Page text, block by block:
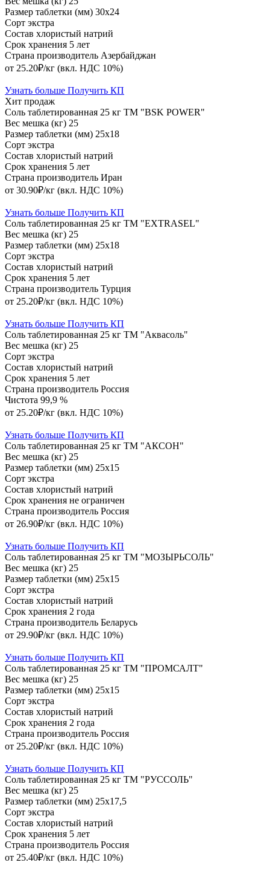
Размер таблетки (мм) 30х24
Сорт экстра
Состав хлористый натрий
Срок хранения 5 лет
Страна производитель Азербайджан
от 25.20₽/кг (вкл. НДС 10%)
Узнать больше Получить КП
Хит продаж
Соль таблетированная 25 кг ТМ "BSK POWER"
Вес мешка (кг) 25
Размер таблетки (мм) 25х18
Сорт экстра
Состав хлористый натрий
Срок хранения 5 лет
Страна производитель Иран
от 30.90₽/кг (вкл. НДС 10%)
Узнать больше Получить КП
Соль таблетированная 25 кг ТМ "EXTRASEL"
Вес мешка (кг) 25
Размер таблетки (мм) 25х18
Сорт экстра
Состав хлористый натрий
Срок хранения 5 лет
Страна производитель Турция
от 25.20₽/кг (вкл. НДС 10%)
Узнать больше Получить КП
Соль таблетированная 25 кг ТМ "Аквасоль"
Вес мешка (кг) 25
Сорт экстра
Состав хлористый натрий
Срок хранения 5 лет
Страна производитель Россия
Чистота 99,9 %
от 25.20₽/кг (вкл. НДС 10%)
Узнать больше Получить КП
Соль таблетированная 25 кг ТМ "АКСОН"
Вес мешка (кг) 25
Размер таблетки (мм) 25х15
Сорт экстра
Состав хлористый натрий
Срок хранения не ограничен
Страна производитель Россия
от 26.90₽/кг (вкл. НДС 10%)
Узнать больше Получить КП
Соль таблетированная 25 кг ТМ "МОЗЫРЬСОЛЬ"
Вес мешка (кг) 25
Размер таблетки (мм) 25х15
Сорт экстра
Состав хлористый натрий
Срок хранения 2 года
Страна производитель Беларусь
от 29.90₽/кг (вкл. НДС 10%)
Узнать больше Получить КП
Соль таблетированная 25 кг ТМ "ПРОМСАЛТ"
Вес мешка (кг) 25
Размер таблетки (мм) 25х15
Сорт экстра
Состав хлористый натрий
Срок хранения 2 года
Страна производитель Россия
от 25.20₽/кг (вкл. НДС 10%)
Узнать больше Получить КП
Соль таблетированная 25 кг ТМ "РУССОЛЬ"
Вес мешка (кг) 25
Размер таблетки (мм) 25х17,5
Сорт экстра
Состав хлористый натрий
Срок хранения 5 лет
Страна производитель Россия
от 25.40₽/кг (вкл. НДС 10%)